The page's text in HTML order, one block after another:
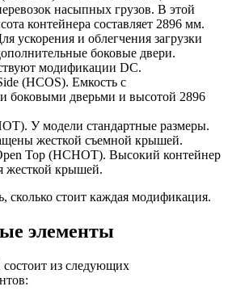
насыпных грузов. В этой
контейнера составляет 2896 мм.
ускорения и облегчения загрузки
боковые двери.
модификации DC.
(HCOS). Емкость с
боковыми дверьми и высотой 2896
У модели стандартные размеры.
жесткой съемной крышей.
Top (HCHOT). Высокий контейнер
жесткой крышей.
сколько стоит каждая модификация.
элементы
из следующих